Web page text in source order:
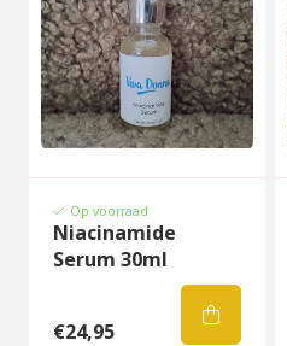
Op voorraad
Niacinamide
Serum 30ml
€24,95